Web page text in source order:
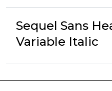
Sequel Sans
Variable Italic